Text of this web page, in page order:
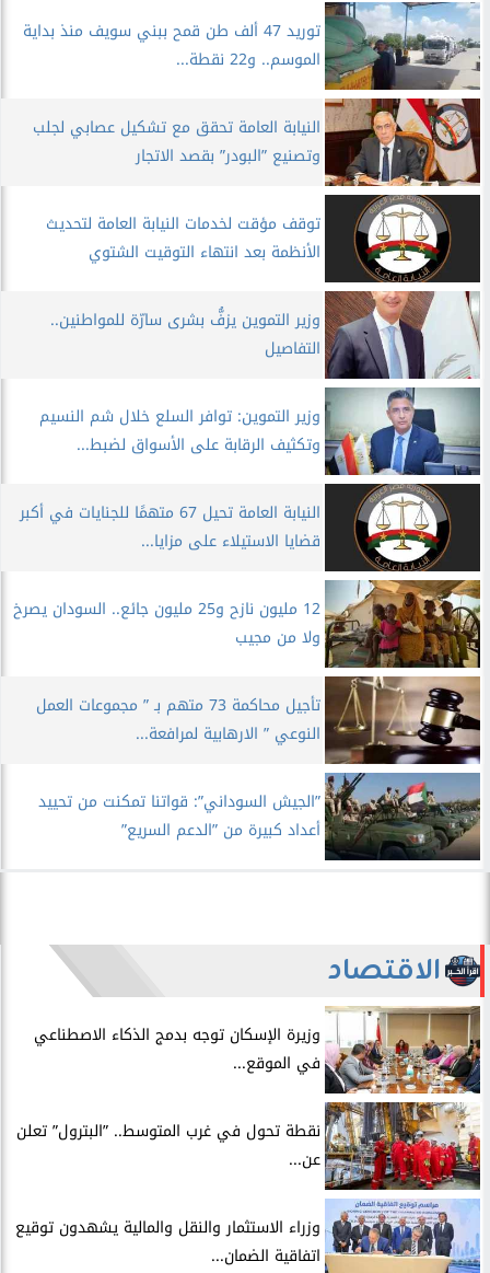
توريد 47 ألف طن قمح ببني سويف منذ بداية
الموسم.. و22 نقطة...
النيابة العامة تحقق مع تشكيل عصابي لجلب
وتصنيع ”البودر” بقصد الاتجار
توقف مؤقت لخدمات النيابة العامة لتحديث
الأنظمة بعد انتهاء التوقيت الشتوي
وزير التموين يزفُّ بشرى سارّة للمواطنين..
التفاصيل
وزير التموين: توافر السلع خلال شم النسيم
وتكثيف الرقابة على الأسواق لضبط...
النيابة العامة تحيل 67 متهمًا للجنايات في أكبر
قضايا الاستيلاء على مزايا...
12 مليون نازح و25 مليون جائع.. السودان يصرخ
ولا من مجيب
تأجيل محاكمة 73 متهم بـ ” مجموعات العمل
النوعي ” الارهابية لمرافعة...
”الجيش السوداني”: قواتنا تمكنت من تحييد
أعداد كبيرة من ”الدعم السريع”
الاقتصاد
​وزيرة الإسكان توجه بدمج الذكاء الاصطناعي
في الموقع...
​نقطة تحول في غرب المتوسط.. ”البترول” تعلن
عن...
​وزراء الاستثمار والنقل والمالية يشهدون توقيع
اتفاقية الضمان...